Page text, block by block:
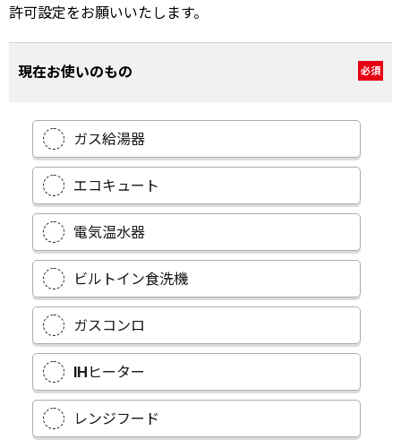
許可設定をお願いいたします。
現在お使いのもの 必須
ガス給湯器
エコキュート
電気温水器
ビルトイン食洗機
ガスコンロ
IHヒーター
レンジフード